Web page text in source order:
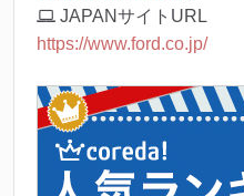
JAPANサイトURL
https://www.ford.co.jp/